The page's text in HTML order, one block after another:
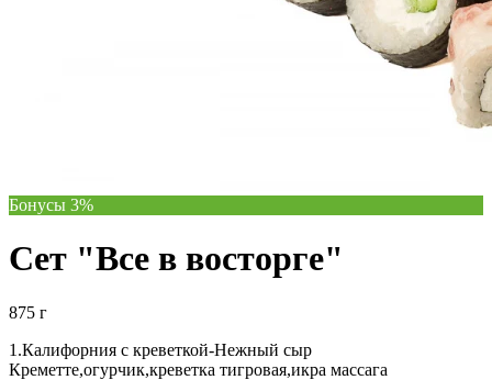
Бонусы 3%
Сет "Все в восторге"
875 г
1.Калифорния с креветкой-Нежный сыр
Креметте,огурчик,креветка тигровая,икра массага